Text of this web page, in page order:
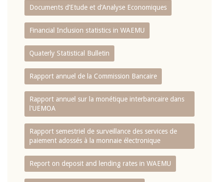
Documents d’Etude et d’Analyse Economiques
Financial Inclusion statistics in WAEMU
Quaterly Statistical Bulletin
Rapport annuel de la Commission Bancaire
Rapport annuel sur la monétique interbancaire dans
l'UEMOA
Rapport semestriel de surveillance des services de
paiement adossés à la monnaie électronique
Report on deposit and lending rates in WAEMU